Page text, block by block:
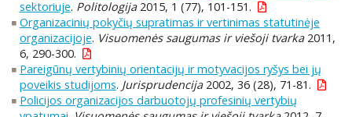
sektoriuje. Politologija2015, 1 (77), 101-151.
Organizacinių pokyčių supratimas ir vertinimas statutinėje
organizacijoje. Visuomenės saugumas ir viešoji tvarka2011,
6, 290-300.
Pareigūnų vertybinių orientacijų ir motyvacijos ryšys bei jų
poveikis studijoms. Jurisprudencija2002, 36 (28), 71-81.
Policijos organizacijos darbuotojų profesinių vertybių